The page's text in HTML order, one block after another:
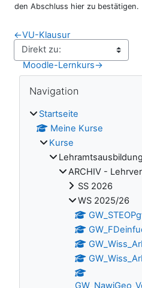
den Abschluss hier zu bestätigen.
←VU-Klausur
→
Moodle-Lernkurs
Blöcke
Navigation
Startseite
Meine Kurse
Kurse
ARCHIV -
SS 2026
WS 2025/26